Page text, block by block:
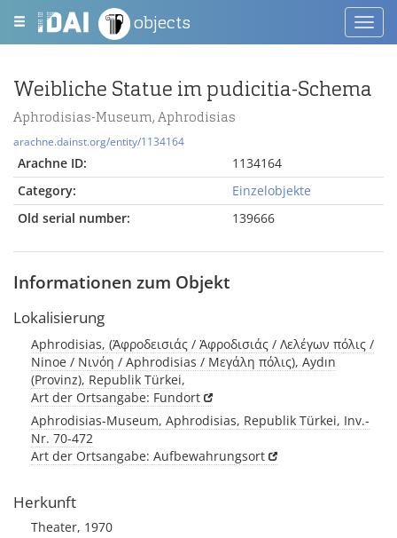
objects
Weibliche Statue im pudicitia-Schema
Aphrodisias-Museum, Aphrodisias
arachne.dainst.org/entity/1134164
Arachne ID:
1134164
Category:
Einzelobjekte
Old serial number:
139666
Informationen zum Objekt
Lokalisierung
Aphrodisias, (Ἀφροδεισιάς / Ἀφροδισιάς / Λελέγων πόλις /
Ninoe / Νινόη / Aphrodisias / Μεγάλη πόλις), Aydın
(Provinz), Republik Türkei,
Art der Ortsangabe: Fundort
Aphrodisias-Museum, Aphrodisias, Republik Türkei, Inv.-
Nr. 70-472
Art der Ortsangabe: Aufbewahrungsort
Herkunft
Theater, 1970